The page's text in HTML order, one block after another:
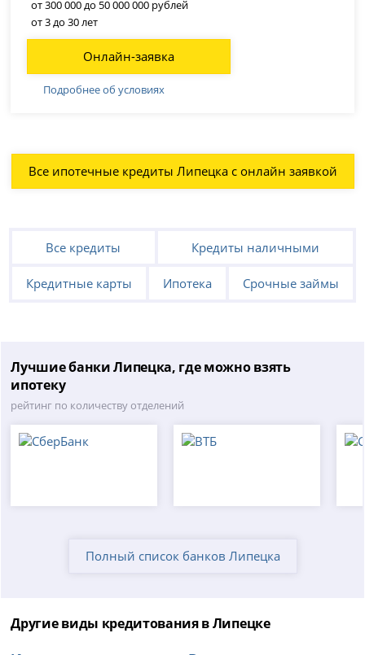
от 300 000 до 50 000 000 рублей
от 3 до 30 лет
Онлайн-заявка
Подробнее об условиях
Все ипотечные кредиты Липецка с онлайн заявкой
Все кредиты Кредиты наличными
Кредитные карты Ипотека Срочные займы
Лучшие банки Липецка, где можно взять
ипотеку
рейтинг по количеству отделений
Полный список банков Липецка
Другие виды кредитования в Липецке